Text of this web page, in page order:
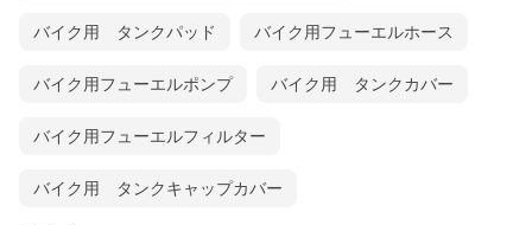
バイク用 タンクパッド バイク用フューエルホース
バイク用フューエルポンプ バイク用 タンクカバー
バイク用フューエルフィルター
バイク用 タンクキャップカバー